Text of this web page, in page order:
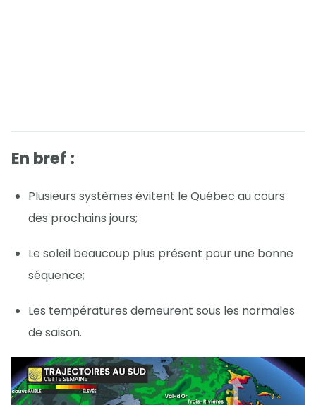
En bref :
Plusieurs systèmes évitent le Québec au cours
des prochains jours;
Le soleil beaucoup plus présent pour une bonne
séquence;
Les températures demeurent sous les normales
de saison.